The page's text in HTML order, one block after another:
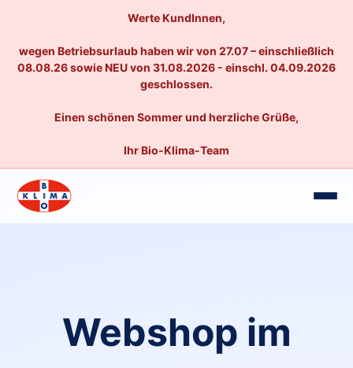
Werte KundInnen,
wegen Betriebsurlaub haben wir von 27.07 – einschließlich
08.08.26 sowie NEU von 31.08.2026 - einschl. 04.09.2026
geschlossen.
Einen schönen Sommer und herzliche Grüße,
Ihr Bio-Klima-Team
Webshop im